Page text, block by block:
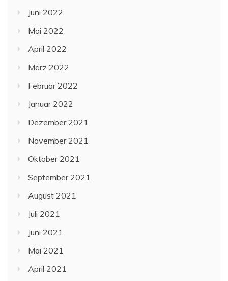
Juni 2022
Mai 2022
April 2022
März 2022
Februar 2022
Januar 2022
Dezember 2021
November 2021
Oktober 2021
September 2021
August 2021
Juli 2021
Juni 2021
Mai 2021
April 2021